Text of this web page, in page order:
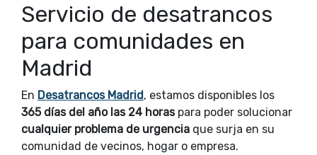
Servicio de desatrancos
para comunidades en
Madrid
En Desatrancos Madrid, estamos disponibles los
365 días del año las 24 horaspara poder solucionar
cualquier problema de urgencia que surja en su
comunidad de vecinos, hogar o empresa.